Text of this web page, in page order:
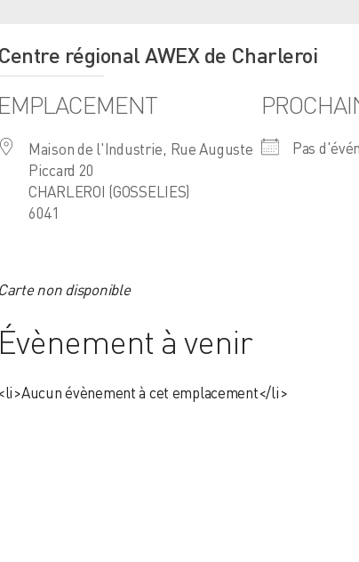
Centre régional AWEX de Charleroi
EMPLACEMENT
Maison de l'Industrie, Rue Auguste
Piccard 20
CHARLEROI (GOSSELIES)
6041
Pas
Carte non disponible
Évènement à venir
<li>Aucun évènement à cet emplacement</li>